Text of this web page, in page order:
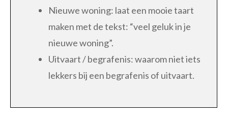
Nieuwe woning: laat een mooie taart
maken met de tekst: “veel geluk in je
nieuwe woning”.
Uitvaart / begrafenis: waarom niet iets
lekkers bij een begrafenis of uitvaart.